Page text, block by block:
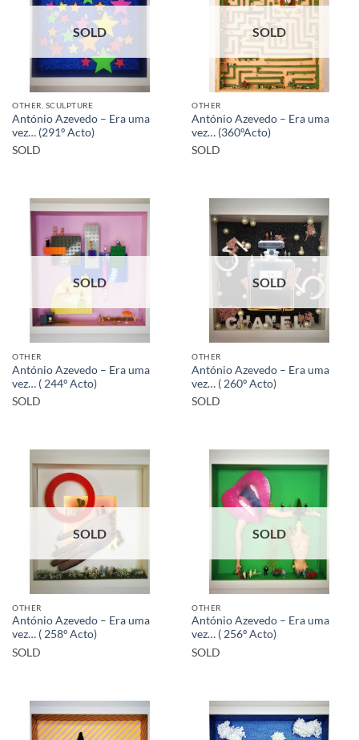
SOLD
OTHER, SCULPTURE
António Azevedo – Era uma
vez… (291º Acto)
SOLD
SOLD
OTHER
António Azevedo – Era uma
vez… (360ºActo)
SOLD
SOLD
OTHER
António Azevedo – Era uma
vez… ( 244º Acto)
SOLD
SOLD
OTHER
António Azevedo – Era uma
vez… ( 260º Acto)
SOLD
SOLD
OTHER
António Azevedo – Era uma
vez… ( 258º Acto)
SOLD
SOLD
OTHER
António Azevedo – Era uma
vez… ( 256º Acto)
SOLD